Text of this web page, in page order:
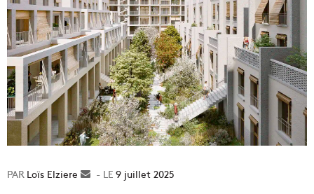
Loïs Elziere
Envoyer9 juillet 2025